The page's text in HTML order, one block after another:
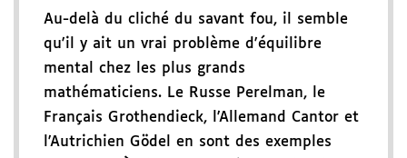
Au-delà du cliché du savant fou, il semble
qu'il y ait un vrai problème d'équilibre
mental chez les plus grands
mathématiciens. Le Russe Perelman, le
Français Grothendieck, l'Allemand Cantor et
l'Autrichien Gödel en sont des exemples